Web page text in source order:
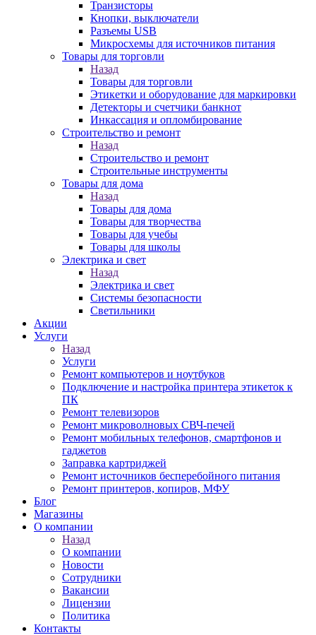
Транзисторы
Кнопки, выключатели
Разъемы USB
Микросхемы для источников питания
Товары для торговли
Назад
Товары для торговли
Этикетки и оборудование для маркировки
Детекторы и счетчики банкнот
Инкассация и опломбирование
Строительство и ремонт
Назад
Строительство и ремонт
Строительные инструменты
Товары для дома
Назад
Товары для дома
Товары для творчества
Товары для учебы
Товары для школы
Электрика и свет
Назад
Электрика и свет
Системы безопасности
Светильники
Акции
Услуги
Назад
Услуги
Ремонт компьютеров и ноутбуков
Подключение и настройка принтера этикеток к
ПК
Ремонт телевизоров
Ремонт микроволновых СВЧ-печей
Ремонт мобильных телефонов, смартфонов и
гаджетов
Заправка картриджей
Ремонт источников бесперебойного питания
Ремонт принтеров, копиров, МФУ
Блог
Магазины
О компании
Назад
О компании
Новости
Сотрудники
Вакансии
Лицензии
Политика
Контакты